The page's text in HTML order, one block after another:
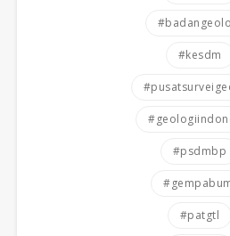
#kesdm
#psdmbp
#patgtl